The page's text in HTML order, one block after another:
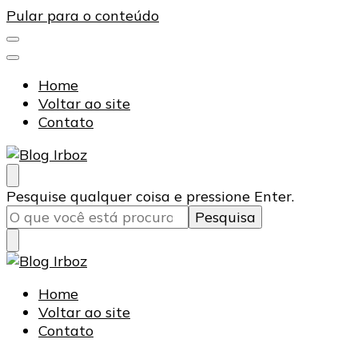
Pular para o conteúdo
Home
Voltar ao site
Contato
Blog Irboz
Blog de Lubrificação Industrial
Procurando
algo?
Pesquise qualquer coisa e pressione Enter.
Blog Irboz
Blog de Lubrificação Industrial
Home
Voltar ao site
Contato